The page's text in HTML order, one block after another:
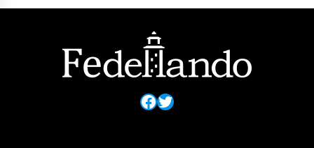
Facebook
Twitter